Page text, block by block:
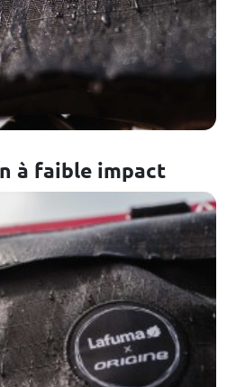
à faible impact